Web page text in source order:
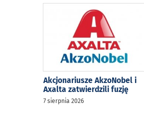
Akcjonariusze AkzoNobel i
Axalta zatwierdzili fuzję
7 sierpnia 2026